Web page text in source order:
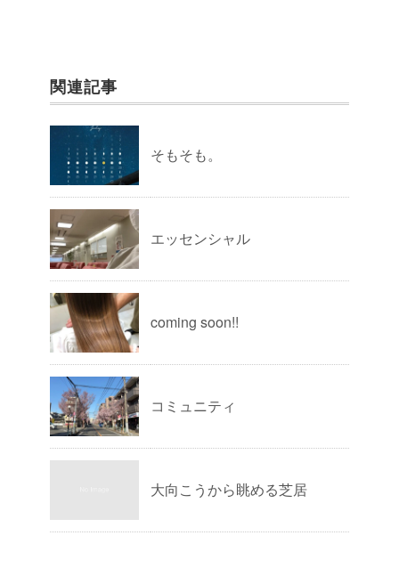
関連記事
そもそも。
エッセンシャル
coming soon!!
コミュニティ
大向こうから眺める芝居